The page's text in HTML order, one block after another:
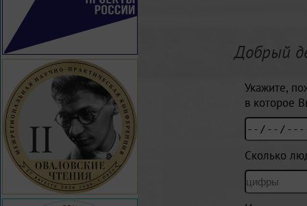
Добрый
Укажите,
в которое
Сколько